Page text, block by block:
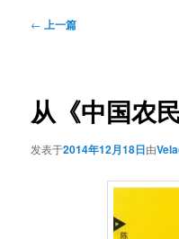
文
← 上一篇
从《中国农
发表于2014年12月18日由